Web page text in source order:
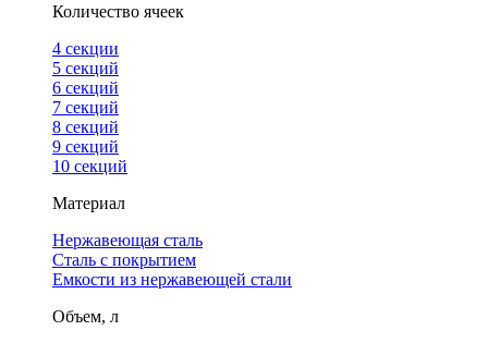
Количество ячеек
4 cекции
5 секций
6 секций
7 секций
8 секций
9 секций
10 секций
Материал
Нержавеющая сталь
Сталь с покрытием
Емкости из нержавеющей стали
Объем, л